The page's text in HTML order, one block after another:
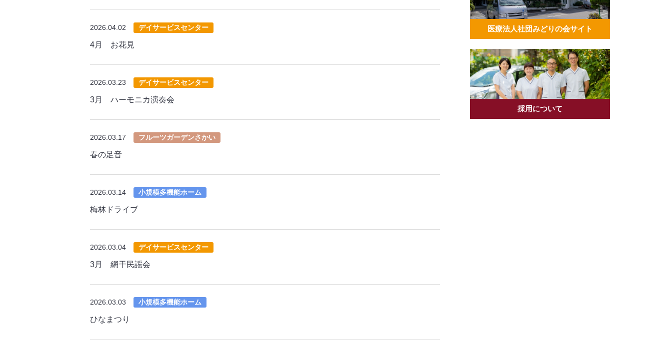
2026.04.02 デイサービスセンター
4月 お花見
2026.03.23 デイサービスセンター
3月 ハーモニカ演奏会
2026.03.17 フルーツガーデンさかい
春の足音
2026.03.14 小規模多機能ホーム
梅林ドライブ
2026.03.04 デイサービスセンター
3月 網干民謡会
2026.03.03 小規模多機能ホーム
ひなまつり
医療法人社団みどりの会サイト
採用について